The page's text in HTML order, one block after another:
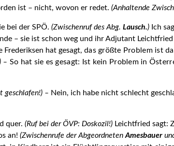
ist – nicht, wovon er redet. (Anhaltende
bei der SPÖ. (Zwischenruf des Abg. Lausch.) Ich
– sie ist schon weg und ihr Adjutant
Frederiksen hat gesagt, das größte Problem ist
– So hat sie es gesagt: Ist kein Problem in
geschlafen!) – Nein, ich habe nicht schlecht
quer. (Ruf bei der ÖVP: Doskozil!) Leichtfried sagt:
an! (Zwischenrufe der Abgeordneten Amesbauer